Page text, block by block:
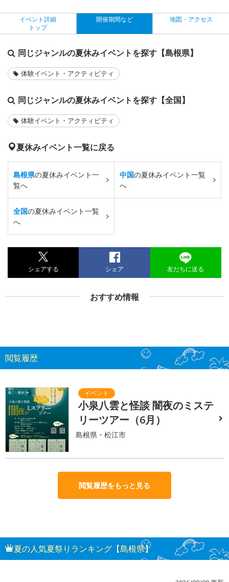
イベント詳細
トップ
開催期間など 地図・アクセス
同じジャンルの夏休みイベントを探す【島根県】
体験イベント・アクティビティ
同じジャンルの夏休みイベントを探す【全国】
体験イベント・アクティビティ
夏休みイベント一覧に戻る
島根県の夏休みイベント一
覧へ
中国の夏休みイベント一覧
へ
全国の夏休みイベント一覧
へ
シェアする シェア 友だちに送る
おすすめ情報
閲覧履歴
小泉八雲と怪談 闇夜のミステ
リーツアー（6月）
島根県・松江市
閲覧履歴をもっと見る
夏の人気夏祭りランキング【島根県】